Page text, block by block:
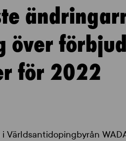
över
för 2022
Världsantidopingbyrån